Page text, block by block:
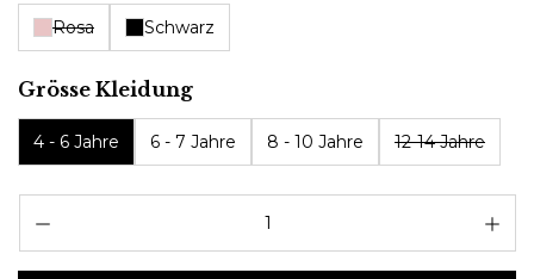
Rosa Schwarz
Grösse Kleidungauswählen
4 - 6 Jahre 6 - 7 Jahre 8 - 10 Jahre 12-14 Jahre